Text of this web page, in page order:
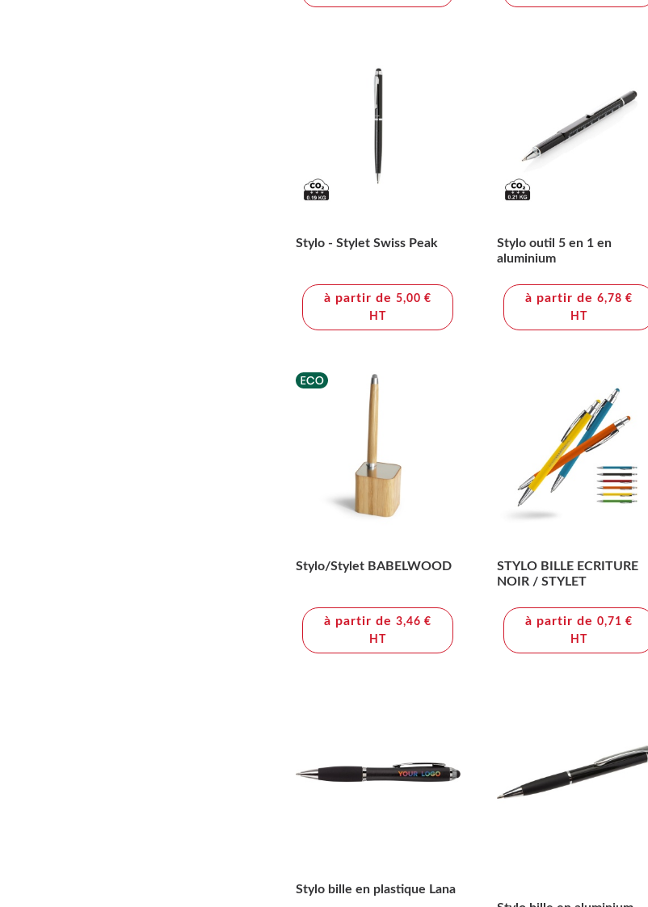
Stylo - Stylet Swiss Peak
à partir de5,00 €
HT
Stylo outil 5 en 1 en
aluminium
à partir de6,78 €
HT
Stylo/Stylet BABELWOOD
à partir de3,46 €
HT
STYLO BILLE ECRITURE
NOIR / STYLET
à partir de0,71 €
HT
Stylo bille en plastique Lana